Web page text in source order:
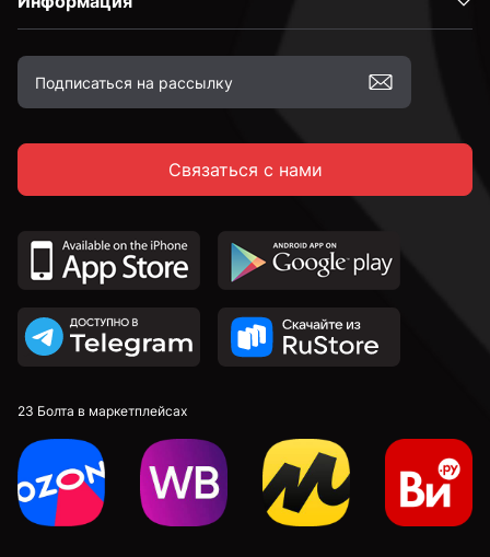
С неполной резьбой
к.п. 4,8
к.п. 8,8
к.п. 10,9
к.п. 12,9
М4
Связаться с нами
23 Болта в маркетплейсах